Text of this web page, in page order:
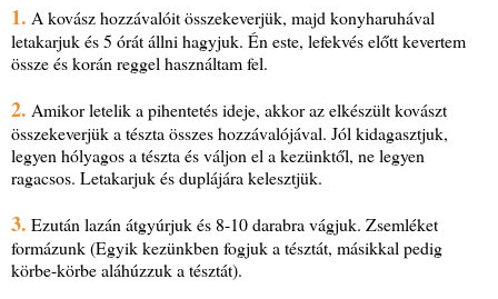
1. A kovász hozzávalóit összekeverjük, majd konyharuhával
letakarjuk és 5 órát állni hagyjuk. Én este, lefekvés előtt kevertem
össze és korán reggel használtam fel.
2. Amikor letelik a pihentetés ideje, akkor az elkészült kovászt
összekeverjük a tészta összes hozzávalójával. Jól kidagasztjuk,
legyen hólyagos a tészta és váljon el a kezünktől, ne legyen
ragacsos. Letakarjuk és duplájára kelesztjük.
3. Ezután lazán átgyúrjuk és 8-10 darabra vágjuk. Zsemléket
formázunk (Egyik kezünkben fogjuk a tésztát, másikkal pedig
körbe-körbe aláhúzzuk a tésztát).